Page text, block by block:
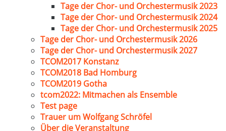
Tage der Chor- und Orchestermusik 2023
Tage der Chor- und Orchestermusik 2024
Tage der Chor- und Orchestermusik 2025
Tage der Chor- und Orchestermusik 2026
Tage der Chor- und Orchestermusik 2027
TCOM2017 Konstanz
TCOM2018 Bad Homburg
TCOM2019 Gotha
tcom2022: Mitmachen als Ensemble
Test page
Trauer um Wolfgang Schröfel
Über die Veranstaltung